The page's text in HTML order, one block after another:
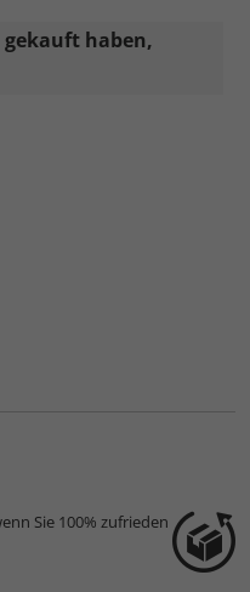
haben,
Sie 100% zufrieden